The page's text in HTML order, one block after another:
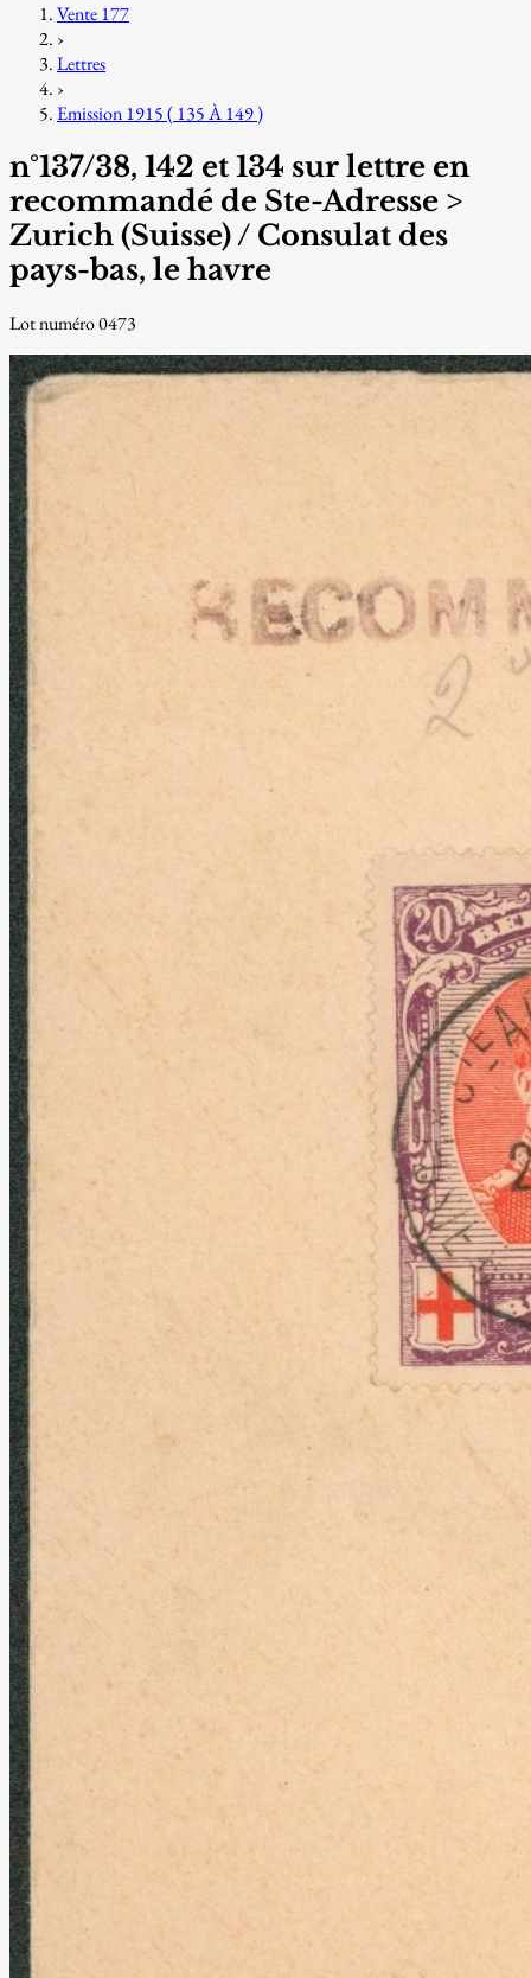
Vente 177
›
Lettres
›
Emission 1915 ( 135 À 149 )
n°137/38, 142 et 134 sur lettre en
recommandé de Ste-Adresse >
Zurich (Suisse) / Consulat des
pays-bas, le havre
Lot numéro 0473